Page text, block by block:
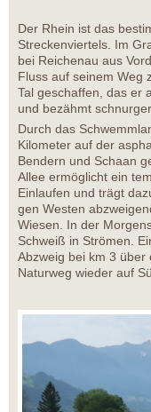
Der Rhein ist das
Streckenviertels. Im
bei Reichenau aus
Fluss auf seinem Weg
Tal geschaffen, das er
und bezähmt
Durch das
Kilometer auf der
Bendern und Schaan
Allee ermöglicht ein
Einlaufen und trägt
gen Westen
Wiesen. In der
Schweiß in Strömen.
Abzweig bei km 3 über
Naturweg wieder auf